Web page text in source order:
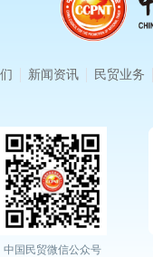
新闻资讯 民贸业务
中国民贸微信公众号